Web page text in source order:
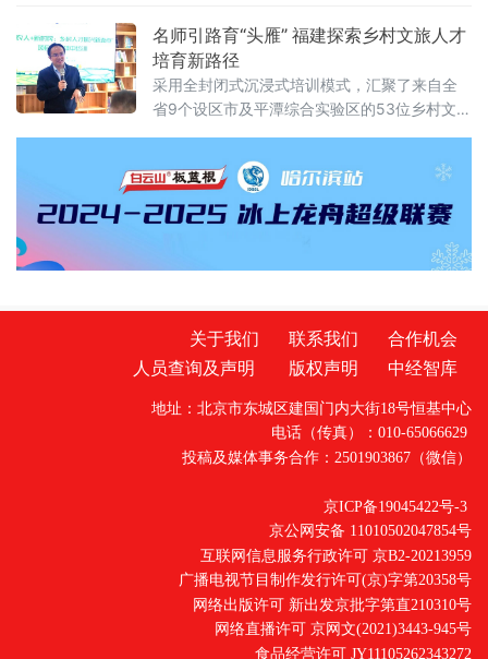
贡献移动力量！
名师引路育“头雁” 福建探索乡村文旅人才
培育新路径
采用全封闭式沉浸式培训模式，汇聚了来自全
省9个设区市及平潭综合实验区的53位乡村文旅
关于我们 联系我们
合作机会
人员查询及声明
版权声明 中经智库
地址：北京市东城区建国门内大街18号恒基中心
电话（传真）：010-65066629
投稿及媒体事务合作：2501903867（微信）
京ICP备19045422号-3
京公网安备 11010502047854号
互联网信息服务行政许可 京B2-20213959
广播电视节目制作发行许可(京)字第20358号
网络出版许可 新出发京批字第直210310号
网络直播许可 京网文(2021)3443-945号
食品经营许可 JY11105262343272